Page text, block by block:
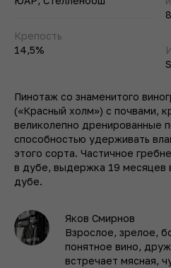
Крепость
14,5%
Пинотаж со знаменитого
(«Красный холм») с почвами,
великолепно дренированные
способностью удерживать
этого сорта. Частичное
в дубе, выдержка 19 месяцев
дубе.
Яков Смирнов
Взрослое, зрелое,
понятное вино,
встречает мясная,